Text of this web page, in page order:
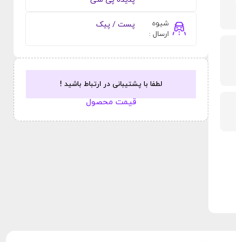
شیوه
ارسال :
پست / پیک
لطفا با پشتیبانی در ارتباط باشید !
قیمت محصول